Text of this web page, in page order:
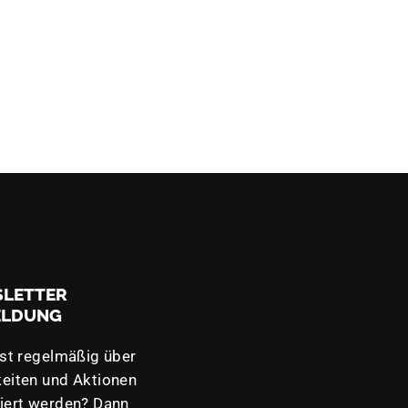
regelmäßig über
und Aktionen
werden? Dann